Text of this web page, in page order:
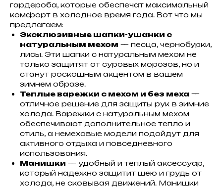
гардероба, которые обеспечат максимальный
комфорт в холодное время года. Вот что мы
предлагаем:
Эксклюзивные шапки-ушанки с
натуральным мехом — песца, чернобурки,
лисы. Эти шапки с натуральным мехом не
только защитят от суровых морозов, но и
станут роскошным акцентом в вашем
зимнем образе.
Теплые варежки с мехом и без меха —
отличное решение для защиты рук в зимние
холода. Варежки с натуральным мехом
обеспечивают дополнительное тепло и
стиль, а немеховые модели подойдут для
активного отдыха и повседневного
использования.
Манишки — удобный и теплый аксессуар,
который надежно защитит шею и грудь от
холода, не сковывая движений. Манишки